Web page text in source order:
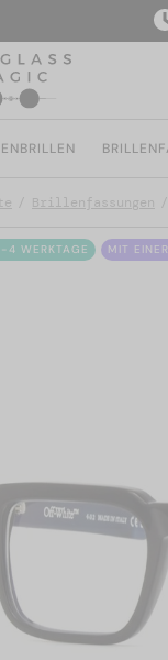
Brillenfassungen
4 WERKTAGE MIT